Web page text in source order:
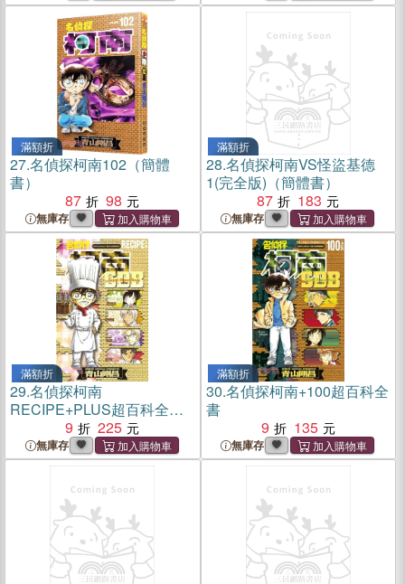
滿額折
27.名偵探柯南102（簡體
書）
87
98
無庫存
滿額折
28.名偵探柯南VS怪盜基德
1(完全版)（簡體書）
87
183
無庫存
滿額折
29.名偵探柯南
RECIPE+PLUS超百科全書
9 225
無庫存
滿額折
30.名偵探柯南+100超百科全
書
9
135
無庫存